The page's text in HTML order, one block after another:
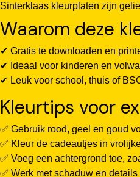
Sinterklaas kleurplaten zijn
Waarom deze
✔ Gratis te downloaden en
✔ Ideaal voor kinderen en
✔ Leuk voor school, thuis of
Kleurtips voor
✅ Gebruik rood, geel en goud
✅ Kleur de cadeautjes in
✅ Voeg een achtergrond toe,
✅ Werk met schaduw en